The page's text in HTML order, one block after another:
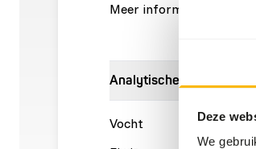
Deze
We
Meer informatie kunt u
Analytische bestanddelen
Vocht 70%